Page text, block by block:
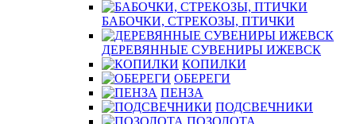
БАБОЧКИ, СТРЕКОЗЫ, ПТИЧКИ
ДЕРЕВЯННЫЕ СУВЕНИРЫ ИЖЕВСК
КОПИЛКИ
ОБЕРЕГИ
ПЕНЗА
ПОДСВЕЧНИКИ
ПОЗОЛОТА